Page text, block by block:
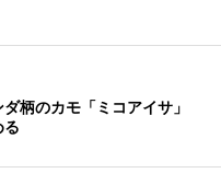
ダ柄のカモ「ミコアイサ」
る